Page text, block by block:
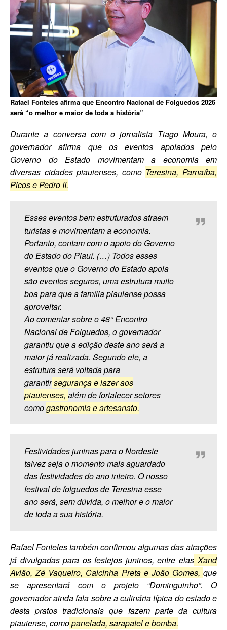
Rafael Fonteles afirma que Encontro Nacional de Folguedos 2026
será “o melhor e maior de toda a história”
Durante a conversa com o jornalista Tiago Moura, o
governador afirma que os eventos apoiados pelo
Governo do Estado movimentam a economia em
diversas cidades piauienses, como Teresina, Parnaíba,
Picos e Pedro II.
Esses eventos bem estruturados atraem
turistas e movimentam a economia.
Portanto, contam com o apoio do Governo
do Estado do Piauí. (…) Todos esses
eventos que o Governo do Estado apoia
são eventos seguros, uma estrutura muito
boa para que a família piauiense possa
aproveitar.
Ao comentar sobre o 48° Encontro
Nacional de Folguedos, o governador
garantiu que a edição deste ano será a
maior já realizada. Segundo ele, a
estrutura será voltada para
garantirsegurança e lazer aos
piauienses, além de fortalecer setores
comogastronomia e artesanato.
Festividades juninas para o Nordeste
talvez seja o momento mais aguardado
das festividades do ano inteiro. O nosso
festival de folguedos de Teresina esse
ano será, sem dúvida, o melhor e o maior
de toda a sua história.
Rafael Fontelestambém confirmou algumas das atrações
já divulgadas para os festejos juninos, entre elas Xand
Avião, Zé Vaqueiro, Calcinha Preta e João Gomes, que
se apresentará com o projeto “Dominguinho”. O
governador ainda fala sobre a culinária típica do estado e
desta pratos tradicionais que fazem parte da cultura
piauiense, comopanelada, sarapatel e bomba.